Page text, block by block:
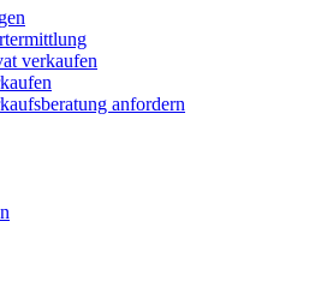
verkaufen
anfordern